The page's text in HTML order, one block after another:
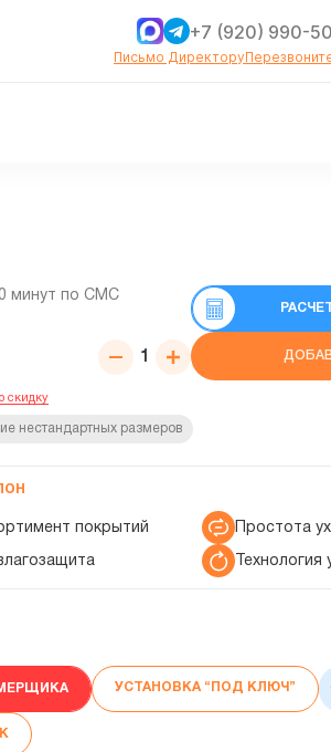
+7 (920) 990-
Письмо Директору
минут по СМС
скидку
нестандартных размеров
покрытий Простота
Технология
УСТАНОВКА “ПОД КЛЮЧ”